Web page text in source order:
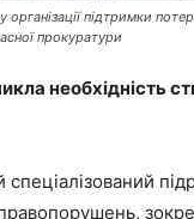
організації підтримки
прокуратури
необхідність